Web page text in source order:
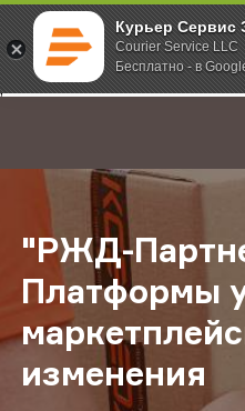
Курьер Сервис
Courier Service LLC
Бесплатно - в
;
Главная О компании
"РЖД-
Платформы
изменения